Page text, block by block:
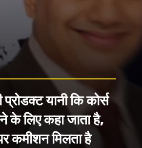
यानी कि कोर्स
लिए कहा जाता है,
कमीशन मिलता है